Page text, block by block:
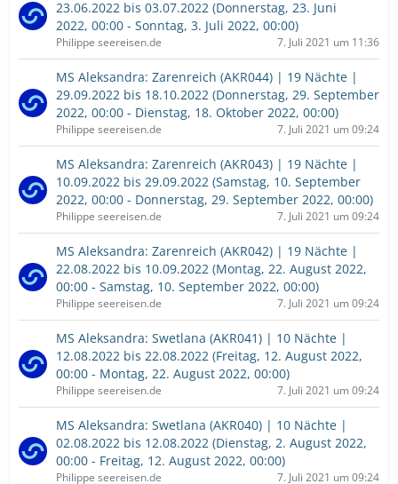
23.06.2022 bis 03.07.2022 (Donnerstag, 23. Juni
2022, 00:00 - Sonntag, 3. Juli 2022, 00:00)
Philippe seereisen.de 7. Juli 2021 um 11:36
MS Aleksandra: Zarenreich (AKR044) | 19 Nächte |
29.09.2022 bis 18.10.2022 (Donnerstag, 29. September
2022, 00:00 - Dienstag, 18. Oktober 2022, 00:00)
Philippe seereisen.de 7. Juli 2021 um 09:24
MS Aleksandra: Zarenreich (AKR043) | 19 Nächte |
10.09.2022 bis 29.09.2022 (Samstag, 10. September
2022, 00:00 - Donnerstag, 29. September 2022, 00:00)
Philippe seereisen.de 7. Juli 2021 um 09:24
MS Aleksandra: Zarenreich (AKR042) | 19 Nächte |
22.08.2022 bis 10.09.2022 (Montag, 22. August 2022,
00:00 - Samstag, 10. September 2022, 00:00)
Philippe seereisen.de 7. Juli 2021 um 09:24
MS Aleksandra: Swetlana (AKR041) | 10 Nächte |
12.08.2022 bis 22.08.2022 (Freitag, 12. August 2022,
00:00 - Montag, 22. August 2022, 00:00)
Philippe seereisen.de 7. Juli 2021 um 09:24
MS Aleksandra: Swetlana (AKR040) | 10 Nächte |
02.08.2022 bis 12.08.2022 (Dienstag, 2. August 2022,
00:00 - Freitag, 12. August 2022, 00:00)
Philippe seereisen.de 7. Juli 2021 um 09:24